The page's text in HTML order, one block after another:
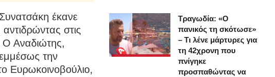
έκανε
στις
Ο Αναδιώτης,
την
Ευρωκοινοβούλιο,
Τραγωδία: «Ο
πανικός τη σκότωσε»
– Τι λένε μάρτυρες για
τη 42χρονη που
πνίγηκε
προσπαθώντας να